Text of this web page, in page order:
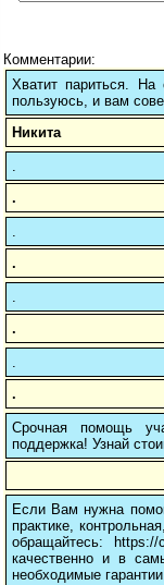
Комментарии:
Хватит париться.
пользуюсь, и вам
Никита
.
.
.
.
.
.
.
.
Срочная помощь
поддержка! Узнай
Если Вам нужна
практике,
обращайтесь:
качественно и в
необходимые